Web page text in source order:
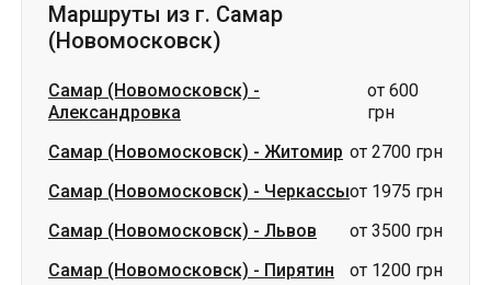
Маршруты из г. Самар
(Новомосковск)
Самар (Новомосковск) -
Александровка
от 600
грн
Самар (Новомосковск) - Житомир от 2700 грн
Самар (Новомосковск) - Черкассыот 1975 грн
Самар (Новомосковск) - Львов
от 3500 грн
Самар (Новомосковск) - Пирятин
от 1200 грн